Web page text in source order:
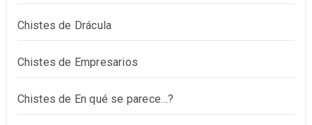
Chistes de Drácula
Chistes de Empresarios
Chistes de En qué se parece…?